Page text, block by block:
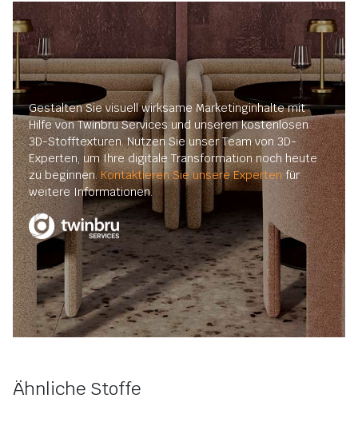
Gestalten Sie visuell wirksame Marketinginhalte mit
Hilfe von Twinbru Services und unseren kostenlosen
3D-Stofftexturen. Nutzen Sie unser Team von 3D-
Experten, um Ihre digitale Transformation noch heute
zu beginnen.Kontaktieren Sie unsere Expertenfür
weitere Informationen.
Ähnliche Stoffe